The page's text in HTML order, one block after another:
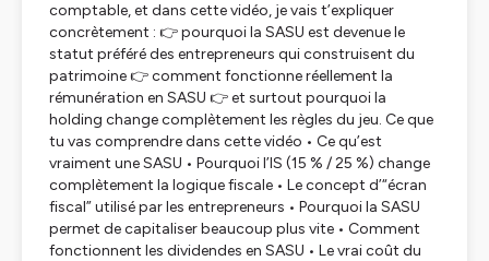
comptable, et dans cette vidéo, je vais t’expliquer
concrètement : 👉 pourquoi la SASU est devenue le
statut préféré des entrepreneurs qui construisent du
patrimoine 👉 comment fonctionne réellement la
rémunération en SASU 👉 et surtout pourquoi la
holding change complètement les règles du jeu. Ce que
tu vas comprendre dans cette vidéo • Ce qu’est
vraiment une SASU • Pourquoi l’IS (15 % / 25 %) change
complètement la logique fiscale • Le concept d’“écran
fiscal” utilisé par les entrepreneurs • Pourquoi la SASU
permet de capitaliser beaucoup plus vite • Comment
fonctionnent les dividendes en SASU • Le vrai coût du